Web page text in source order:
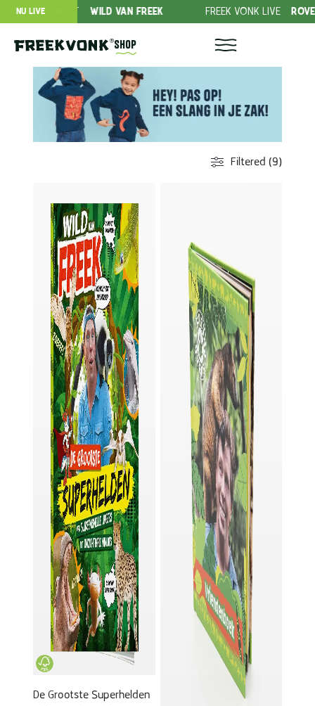
WILD VAN FREEK FREEK VONK LIVE ROVERS
NU LIVE
Shop
Filtered (9)
De Grootste Superhelden